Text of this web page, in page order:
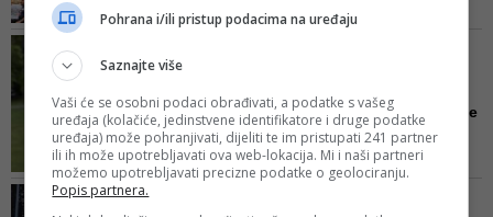
Sporan je stiker na kojem je
živi sedam puta više žena nego
muškaraca
Seksizam u bh. politici: Ne
vrijeđa me kada koment...
Zastupnica u Skupštini Zeničko-
dobojskog kantona Sanja Renić
Pohrana i/ili pristup podacima na uređaju
Saznajte više
Vaši će se osobni podaci obrađivati, a podatke s vašeg
uređaja (kolačiće, jedinstvene identifikatore i druge podatke
uređaja) može pohranjivati, dijeliti te im pristupati 241 partner
ili ih može upotrebljavati ova web-lokacija. Mi i naši partneri
možemo upotrebljavati precizne podatke o geolociranju.
Popis partnera.